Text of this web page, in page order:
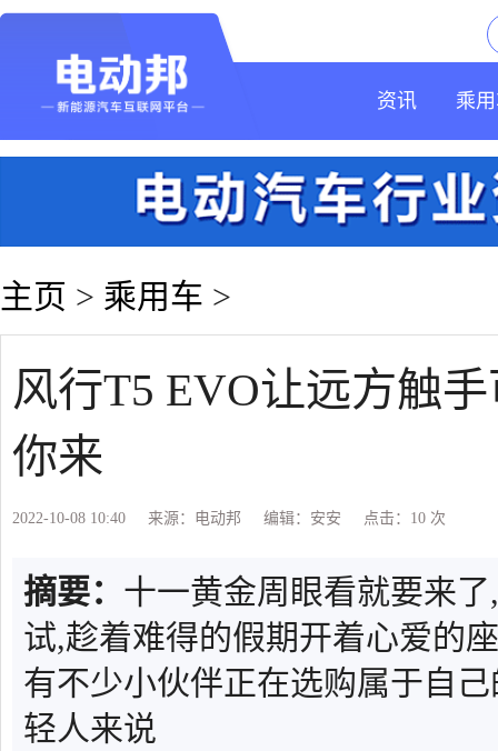
资讯 乘
主页 > 乘用车 >
风行T5 EVO让远方触
你来
2022-10-08 10:40 来源：电动邦 编辑：安安 点击：10 次
摘要： 十一黄金周眼看就要来
试,趁着难得的假期开着心爱的
有不少小伙伴正在选购属于自
轻人来说